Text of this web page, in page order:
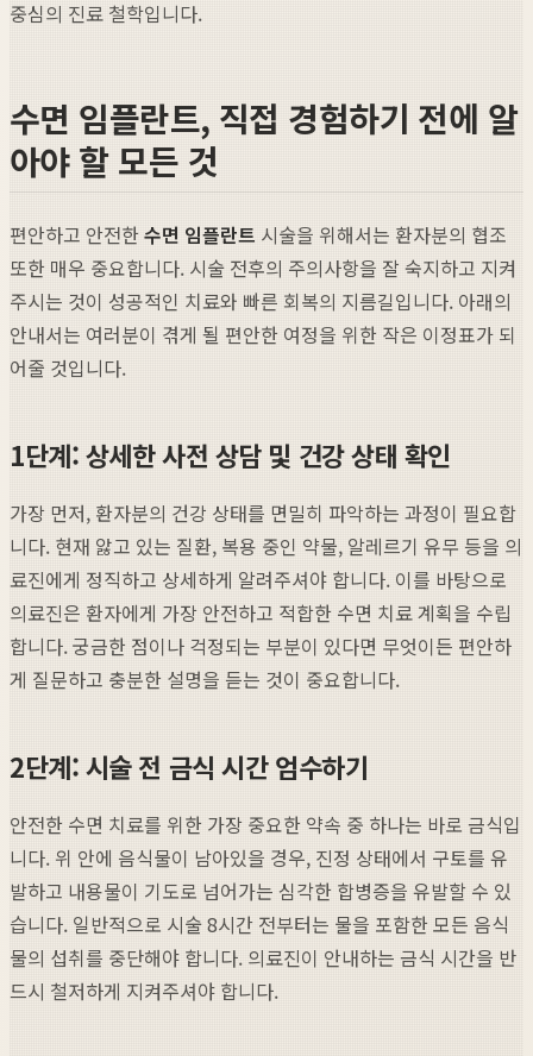
중심의 진료 철학입니다.
수면 임플란트, 직접 경험하기 전에 알
아야 할 모든 것
편안하고 안전한 수면 임플란트 시술을 위해서는 환자분의 협조
또한 매우 중요합니다. 시술 전후의 주의사항을 잘 숙지하고 지켜
주시는 것이 성공적인 치료와 빠른 회복의 지름길입니다. 아래의
안내서는 여러분이 겪게 될 편안한 여정을 위한 작은 이정표가 되
어줄 것입니다.
1단계: 상세한 사전 상담 및 건강 상태 확인
가장 먼저, 환자분의 건강 상태를 면밀히 파악하는 과정이 필요합
니다. 현재 앓고 있는 질환, 복용 중인 약물, 알레르기 유무 등을 의
료진에게 정직하고 상세하게 알려주셔야 합니다. 이를 바탕으로
의료진은 환자에게 가장 안전하고 적합한 수면 치료 계획을 수립
합니다. 궁금한 점이나 걱정되는 부분이 있다면 무엇이든 편안하
게 질문하고 충분한 설명을 듣는 것이 중요합니다.
2단계: 시술 전 금식 시간 엄수하기
안전한 수면 치료를 위한 가장 중요한 약속 중 하나는 바로 금식입
니다. 위 안에 음식물이 남아있을 경우, 진정 상태에서 구토를 유
발하고 내용물이 기도로 넘어가는 심각한 합병증을 유발할 수 있
습니다. 일반적으로 시술 8시간 전부터는 물을 포함한 모든 음식
물의 섭취를 중단해야 합니다. 의료진이 안내하는 금식 시간을 반
드시 철저하게 지켜주셔야 합니다.